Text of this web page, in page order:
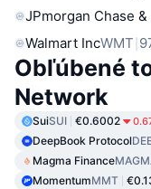
JPmorgan Chase &
Walmart IncWMT
Obľúbené
Network
SuiSUI €0.6002
DeepBook Protocol
Magma Finance
MomentumMMT